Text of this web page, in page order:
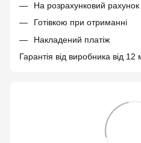
На розрахунковий рахунок
Готівкою при отриманні
Накладений платіж
Гарантія від виробника від 12